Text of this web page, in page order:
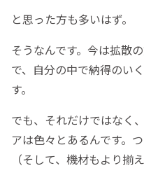
と思った方も多いはず。
そうなんです。今は拡散
で、自分の中で納得のい
す。
でも、それだけではなく
アは色々とあるんです。
（そして、機材もより揃